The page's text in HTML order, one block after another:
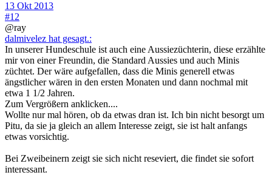
13 Okt 2013
#12
@ray
dalmivelez hat gesagt.:
In unserer Hundeschule ist auch eine Aussiezüchterin, diese erzählte
mir von einer Freundin, die Standard Aussies und auch Minis
züchtet. Der wäre aufgefallen, dass die Minis generell etwas
ängstlicher wären in den ersten Monaten und dann nochmal mit
etwa 1 1/2 Jahren.
Zum Vergrößern anklicken....
Wollte nur mal hören, ob da etwas dran ist. Ich bin nicht besorgt um
Pitu, da sie ja gleich an allem Interesse zeigt, sie ist halt anfangs
etwas vorsichtig.
Bei Zweibeinern zeigt sie sich nicht reseviert, die findet sie sofort
interessant.